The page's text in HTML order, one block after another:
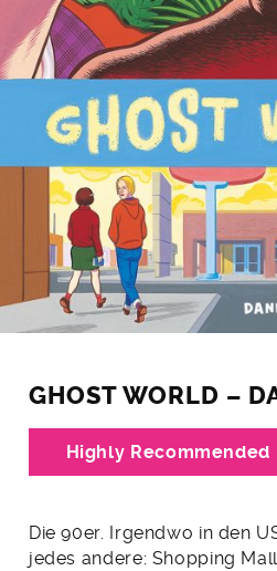
GHOST WORLD –
Highly Recommended
Die 90er. Irgendwo in den
jedes andere: Shopping